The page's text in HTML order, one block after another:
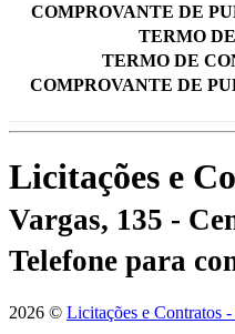
COMPROVANTE DE
TERMO
TERMO DE
COMPROVANTE DE
Licitações e
Vargas, 135 -
Telefone para
2026 © Licitações e Contratos